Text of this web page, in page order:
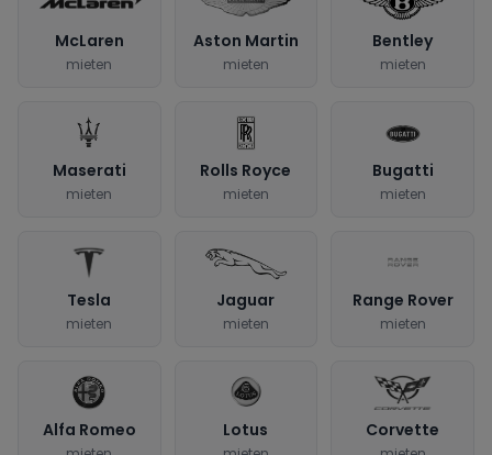
McLaren
mieten
Aston Martin
mieten
Bentley
mieten
Maserati
mieten
Rolls Royce
mieten
Bugatti
mieten
Tesla
mieten
Jaguar
mieten
Range Rover
mieten
Alfa Romeo Lotus Corvette